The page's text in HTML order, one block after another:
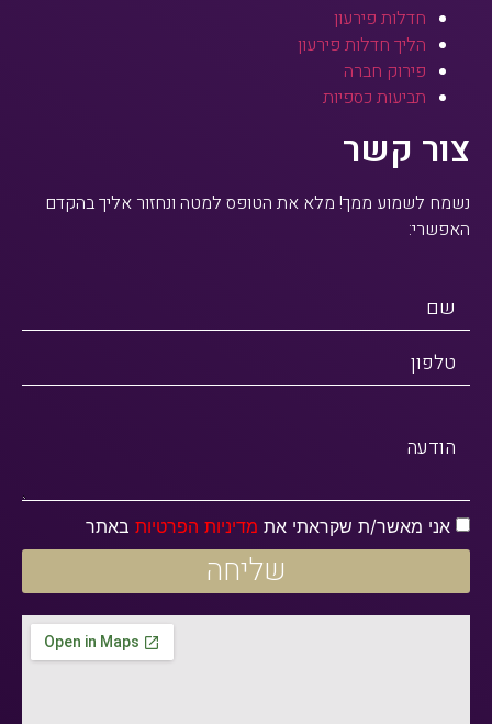
חדלות פירעון
הליך חדלות פירעון
פירוק חברה
תביעות כספיות
צור קשר
נשמח לשמוע ממך! מלא את הטופס למטה ונחזור אליך בהקדם
האפשרי:
שם
טלפון
הודעה
אני מאשר/ת שקראתי את מדיניות הפרטיות באתר
שליחה